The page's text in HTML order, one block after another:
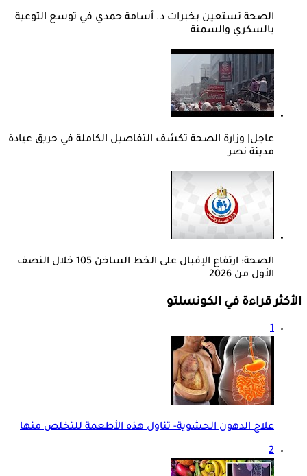
الصحة تستعين بخبرات د. أسامة حمدي في توسع التوعية
بالسكري والسمنة
عاجل| وزارة الصحة تكشف التفاصيل الكاملة في حريق عيادة
مدينة نصر
الصحة: ارتفاع الإقبال على الخط الساخن 105 خلال النصف
الأول من 2026
الأكثر قراءة في الكونسلتو
1
علاج الدهون الحشوية- تناول هذه الأطعمة للتخلص منها
2